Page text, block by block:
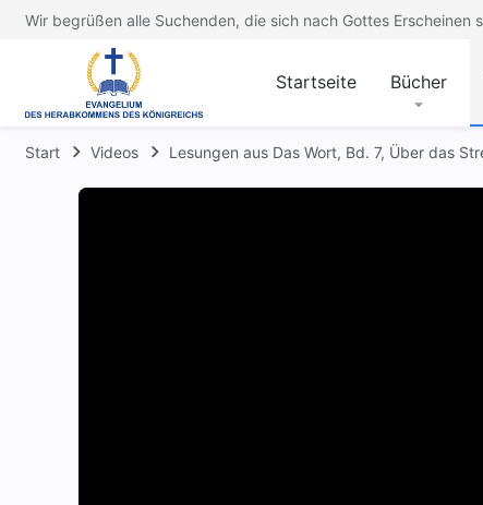
Wir begrüßen alle Suchenden, die sich nach Gottes Erscheinen
Startseite Bücher
Start Videos Lesungen aus Das Wort, Bd. 7, Über das